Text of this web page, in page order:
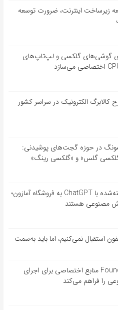
زیرساخت اینترنت، ضرورت توسعه
گوشی‌های گلکسی و لپ‌تاپ‌های
کالابرگ الکترونیک در سراسر کشور
در حوزه گجت‌های پوشیدنی:
گلس» و «گلکسی رینگ»
هجوم کتاب‌های نوشته‌شده با ChatGPT به فروشگاه آمازون؛
مصنوعی هستند
استقبال نمی‌کنیم، اما باید به‌سمت
OpenAI با پلتفرم Foundry منابع اختصاصی برای اجرای
را فراهم می‌کند